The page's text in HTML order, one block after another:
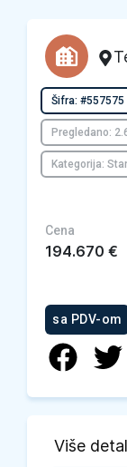
Šifra: #557575
Pregledano:
Kategorija:
Cena
194.670 €
sa PDV-om
Više